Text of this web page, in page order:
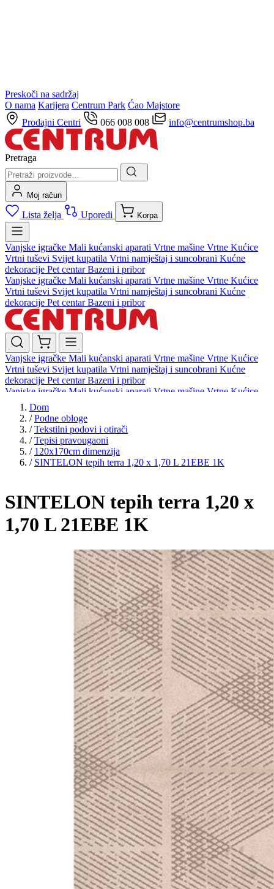
Preskoči na sadržaj
O nama Karijera Centrum Park Ćao Majstore
Prodajni Centri
066 008 008 info@centrumshop.ba
Pretraga
Moj račun
Lista želja Uporedi Korpa
Vanjske igračke Mali kućanski aparati Vrtne mašine Vrtne Kućice
Vrtni tuševi Svijet kupatila Vrtni namještaj i suncobrani Kućne
dekoracije Pet centarBazeni i pribor
Vanjske igračke Mali kućanski aparati Vrtne mašine Vrtne Kućice
Vrtni tuševi Svijet kupatila Vrtni namještaj i suncobrani Kućne
dekoracije Pet centarBazeni i pribor
Vanjske igračke Mali kućanski aparati Vrtne mašine Vrtne Kućice
Vrtni tuševi Svijet kupatila Vrtni namještaj i suncobrani Kućne
dekoracije Pet centarBazeni i pribor
Vanjske igračke Mali kućanski aparati Vrtne mašine Vrtne Kućice
Vrtni tuševi
dekoracijePet centar
Dom
/ Podne obloge
/ Tekstilni podovi i otirači
/ Tepisi pravougaoni
/ 120x170cm dimenzija
/ SINTELON tepih terra 1,20 x 1,70 L 21EBE 1K
SINTELON tepih terra 1,20 x
1,70 L 21EBE 1K